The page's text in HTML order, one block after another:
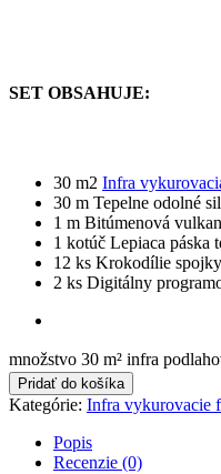
SET OBSAHUJE:
30 m2 Infra
30 m Tepelne odolné
1 m Bitúmenová
1 kotúč Lepiaca páska
12 ks Krokodílie
2 ks Digitálny
množstvo 30 m² infra
Pridať do košíka
Kategórie: Infra vykurovacie
Popis
Recenzie (0)